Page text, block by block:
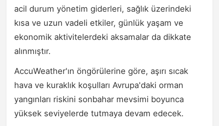
acil durum yönetim giderleri, sağlık üzerindeki
kısa ve uzun vadeli etkiler, günlük yaşam ve
ekonomik aktivitelerdeki aksamalar da dikkate
alınmıştır.
AccuWeather'ın öngörülerine göre, aşırı sıcak
hava ve kuraklık koşulları Avrupa'daki orman
yangınları riskini sonbahar mevsimi boyunca
yüksek seviyelerde tutmaya devam edecek.